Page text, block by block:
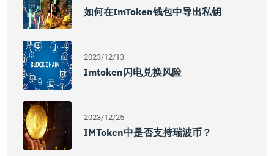
如何在ImToken钱包中导出私钥
2023/12/13
Imtoken闪电兑换风险
2023/12/25
IMToken中是否支持瑞波币？